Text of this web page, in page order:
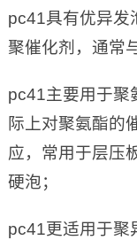
pc41具有优异发
聚催化剂，通常
pc41主要用于聚
际上对聚氨酯的
应，常用于层压
硬泡；
pc41更适用于聚